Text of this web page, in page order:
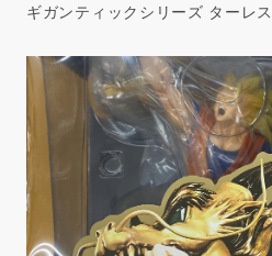
ギガンティックシリーズ ターレ